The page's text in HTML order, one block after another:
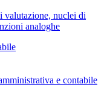
valutazione, nuclei di
analoghe
e contabile